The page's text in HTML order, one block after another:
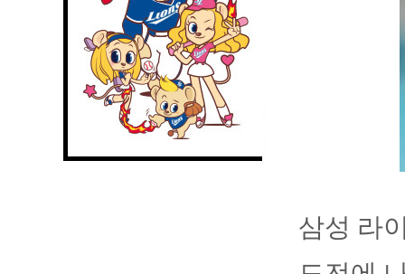
삼성 라